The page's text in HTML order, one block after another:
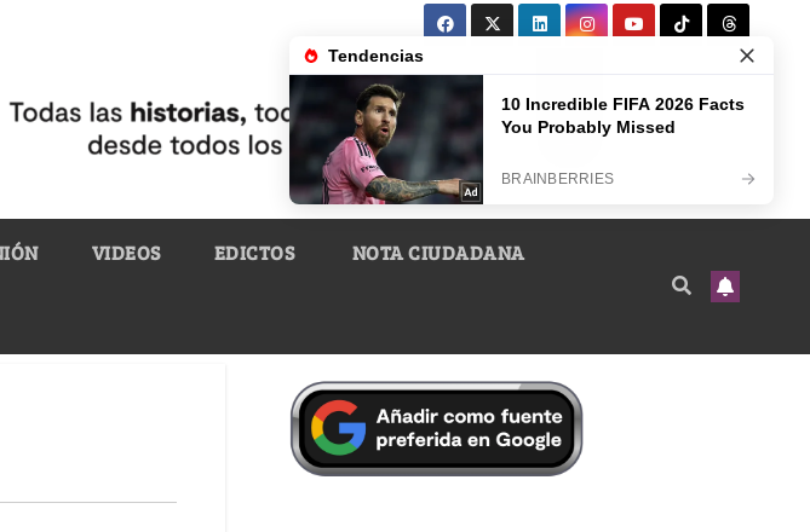
VIDEOS EDICTOS NOTA CIUDADANA